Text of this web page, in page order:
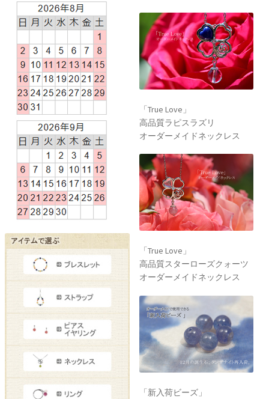
「True Love」
高品質ラピスラズリ
オーダーメイドネックレス
「True Love」
高品質スターローズクォーツ
オーダーメイドネックレス
「新入荷ビーズ」